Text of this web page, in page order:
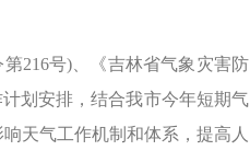
216号)、《吉林省气象灾害防
划安排，结合我市今年短期气
天气工作机制和体系，提高人